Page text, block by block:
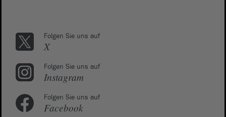
Folgen Sie uns auf
X
Folgen Sie uns auf
Instagram
Folgen Sie uns auf
Facebook